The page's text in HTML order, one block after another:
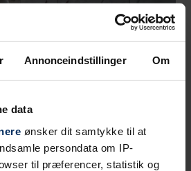
Annonceindstillinger Om
data
ønsker dit samtykke til at
persondata om IP-
til præferencer, statistik og